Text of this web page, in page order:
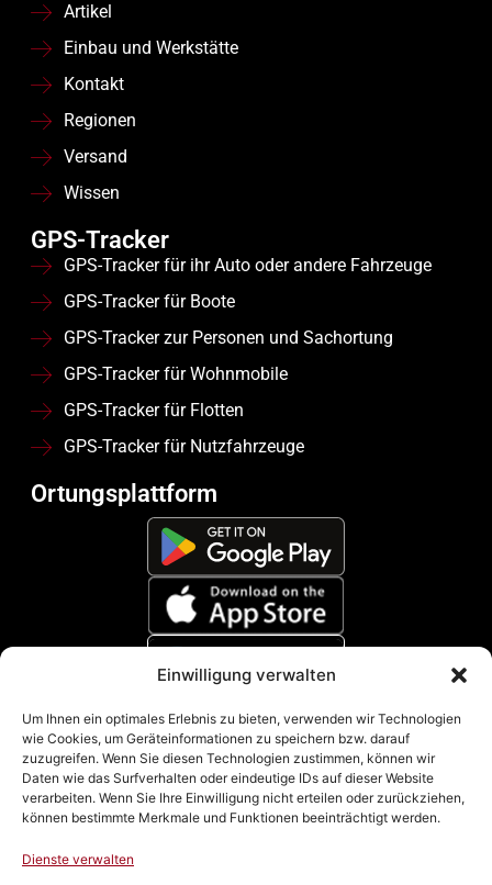
Einwilligung verwalten
Um Ihnen ein optimales Erlebnis zu bieten, verwenden wir Technologien
wie Cookies, um Geräteinformationen zu speichern bzw. darauf
zuzugreifen. Wenn Sie diesen Technologien zustimmen, können wir
Daten wie das Surfverhalten oder eindeutige IDs auf dieser Website
verarbeiten. Wenn Sie Ihre Einwilligung nicht erteilen oder zurückziehen,
können bestimmte Merkmale und Funktionen beeinträchtigt werden.
Dienste verwalten
Artikel
Einbau und Werkstätte
Kontakt
Regionen
Versand
Wissen
GPS-Tracker
GPS-Tracker für ihr Auto oder andere Fahrzeuge
GPS-Tracker für Boote
GPS-Tracker zur Personen und Sachortung
GPS-Tracker für Wohnmobile
GPS-Tracker für Flotten
GPS-Tracker für Nutzfahrzeuge
Ortungsplattform
Zahlungsmethoden